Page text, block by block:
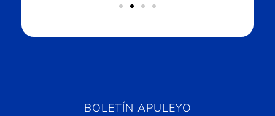
BOLETÍN APULEYO